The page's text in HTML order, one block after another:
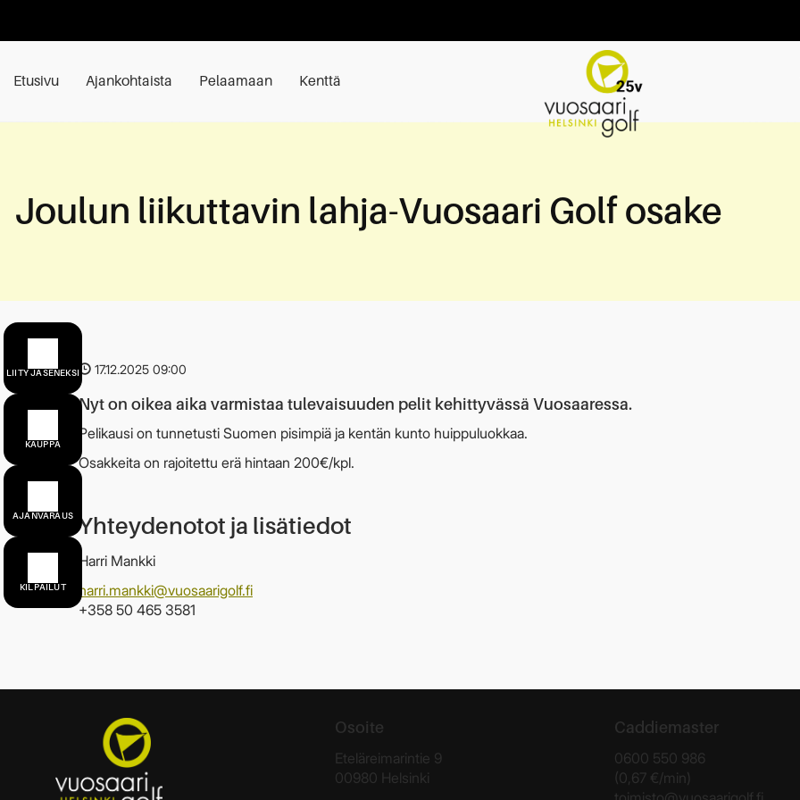
Etusivu Ajankohtaista Pelaamaan Kenttä
LIITY JÄSENEKSI
KAUPPA
AJANVARAUS
KILPAILUT
Joulun liikuttavin lahja-Vuosaari Golf osake
17.12.2025 09:00
Nyt on oikea aika varmistaa tulevaisuuden pelit kehittyvässä Vuosaaressa.
Pelikausi on tunnetusti Suomen pisimpiä ja kentän kunto huippuluokkaa.
Osakkeita on rajoitettu erä hintaan 200€/kpl.
Yhteydenotot ja lisätiedot
Harri Mankki
harri.mankki@vuosaarigolf.fi
+358 50 465 3581
Osoite
Eteläreimarintie 9
00980 Helsinki
Caddiemaster
0600 550 986
(0,67 €/min)